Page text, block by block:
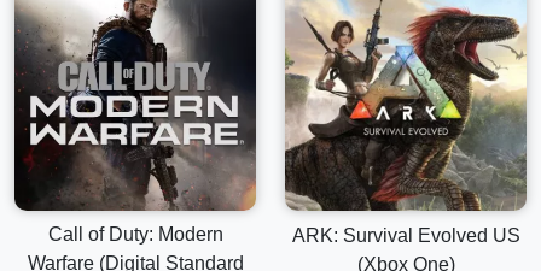
Call of Duty: Modern
Warfare (Digital Standard
ARK: Survival Evolved US
(Xbox One)